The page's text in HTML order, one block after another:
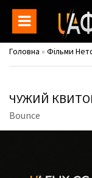
Головна » Фільми
ЧУЖИЙ
Bounce